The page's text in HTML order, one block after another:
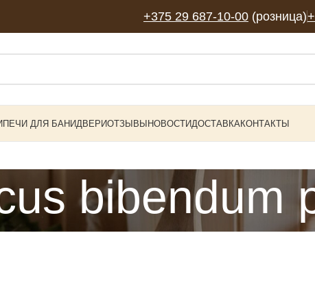
+375 29 687-10-00 (розница)
ПЕЧИ ДЛЯ БАНИДВЕРИОТЗЫВЫНОВОСТИДОСТАВКАКОНТАКТЫ
bibendum